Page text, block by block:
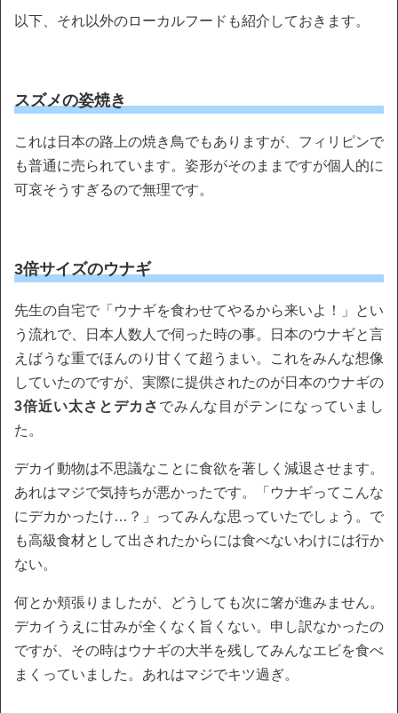
以下、それ以外のローカルフードも紹介しておきます。
スズメの姿焼き
これは日本の路上の焼き鳥でもありますが、フィリピンで
も普通に売られています。姿形がそのままですが個人的に
可哀そうすぎるので無理です。
3倍サイズのウナギ
先生の自宅で「ウナギを食わせてやるから来いよ！」とい
う流れで、日本人数人で伺った時の事。日本のウナギと言
えばうな重でほんのり甘くて超うまい。これをみんな想像
していたのですが、実際に提供されたのが日本のウナギの
3倍近い太さとデカさ でみんな目がテンになっていまし
た。
デカイ動物は不思議なことに食欲を著しく減退させます。
あれはマジで気持ちが悪かったです。「ウナギってこんな
にデカかったけ…？」ってみんな思っていたでしょう。で
も高級食材として出されたからには食べないわけには行か
ない。
何とか頬張りましたが、どうしても次に箸が進みません。
デカイうえに甘みが全くなく旨くない。申し訳なかったの
ですが、その時はウナギの大半を残してみんなエビを食べ
まくっていました。あれはマジでキツ過ぎ。